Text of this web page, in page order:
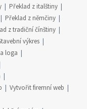
Překlad z italštiny
Překlad z němčiny
z tradiční čínštiny
výkres
loga
Vytvořit firemní web